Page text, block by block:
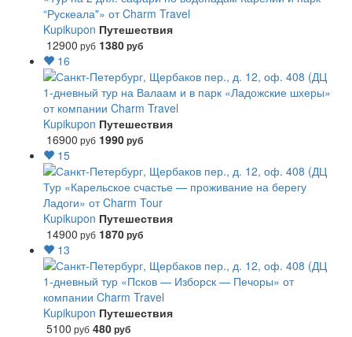
“Рускеала"» от Charm Travel
Kupikupon Путешествия
12900 руб 1380руб
16
1-дневный тур на Валаам и в парк «Ладожские шхеры»
от компании Charm Travel
Kupikupon Путешествия
16900 руб 1990руб
15
Тур «Карельское счастье — проживание на берегу
Ладоги» от Charm Tour
Kupikupon Путешествия
14900 руб 1870руб
13
1-дневный тур «Псков — Изборск — Печоры» от
компании Charm Travel
Kupikupon Путешествия
5100 руб 480руб